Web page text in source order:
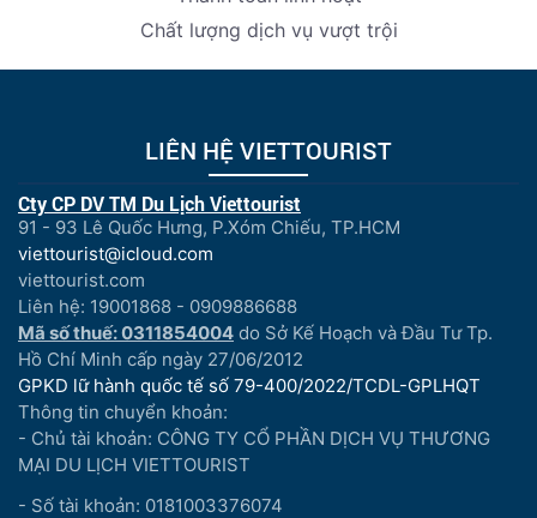
Chất lượng dịch vụ vượt trội
LIÊN HỆ VIETTOURIST
Cty CP DV TM Du Lịch Viettourist
91 - 93 Lê Quốc Hưng, P.Xóm Chiếu, TP.HCM
viettourist@icloud.com
viettourist.com
Liên hệ: 19001868 - 0909886688
Mã số thuế: 0311854004 do Sở Kế Hoạch và Đầu Tư Tp.
Hồ Chí Minh cấp ngày 27/06/2012
GPKD lữ hành quốc tế số 79-400/2022/TCDL-GPLHQT
Thông tin chuyển khoản:
- Chủ tài khoản: CÔNG TY CỔ PHẦN DỊCH VỤ THƯƠNG
MẠI DU LỊCH VIETTOURIST
- Số tài khoản: 0181003376074